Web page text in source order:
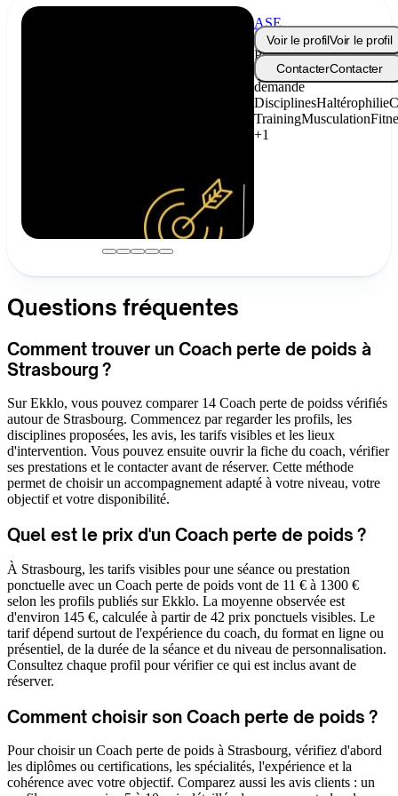
ASE
Coaching
Prix
sur
demande
DisciplinesHaltérophilie
TrainingMusculation
+1
Voir le profilVoir le profil
ContacterContacter
Questions fréquentes
Comment trouver un Coach perte de poids à
Strasbourg ?
Sur Ekklo, vous pouvez comparer 14 Coach perte de poidss vérifiés
autour de Strasbourg. Commencez par regarder les profils, les
disciplines proposées, les avis, les tarifs visibles et les lieux
d'intervention. Vous pouvez ensuite ouvrir la fiche du coach, vérifier
ses prestations et le contacter avant de réserver. Cette méthode
permet de choisir un accompagnement adapté à votre niveau, votre
objectif et votre disponibilité.
Quel est le prix d'un Coach perte de poids ?
À Strasbourg, les tarifs visibles pour une séance ou prestation
ponctuelle avec un Coach perte de poids vont de 11 € à 1300 €
selon les profils publiés sur Ekklo. La moyenne observée est
d'environ 145 €, calculée à partir de 42 prix ponctuels visibles. Le
tarif dépend surtout de l'expérience du coach, du format en ligne ou
présentiel, de la durée de la séance et du niveau de personnalisation.
Consultez chaque profil pour vérifier ce qui est inclus avant de
réserver.
Comment choisir son Coach perte de poids ?
Pour choisir un Coach perte de poids à Strasbourg, vérifiez d'abord
les diplômes ou certifications, les spécialités, l'expérience et la
cohérence avec votre objectif. Comparez aussi les avis clients : un